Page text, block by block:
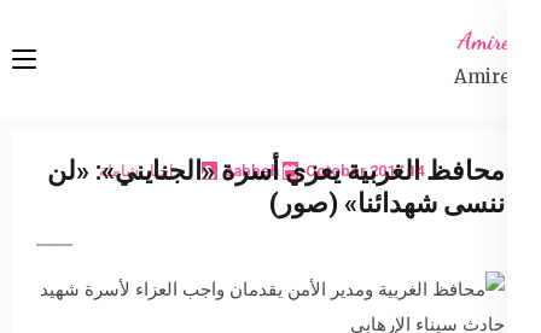
content
Amireta
Amireta
14 October 2017
sabbeh اخبار شاملة
محافظ الغربية يعزي أسرة «الجنايني»: «لن
ننسى شهدائنا» (صور)